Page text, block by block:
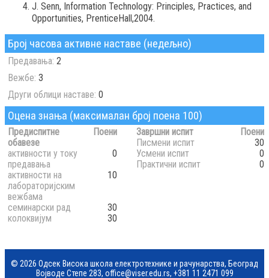
J. Senn, Information Technology: Principles, Practices, and
Opportunities, PrenticeHall,2004.
Број часова активне наставе (недељно)
Предавања: 2
Вежбе: 3
Други облици наставе: 0
Оцена знања (максималан број поена 100)
Предиспитне
обавезе
Поени
активности у току
предавања
0
активности на
лабораторијским
вежбама
10
семинарски рад
30
колоквијум
30
Завршни испит
Поени
Писмени испит
30
Усмени испит
0
Практични испит
0
© 2026 Одсек Висока школа електротехнике и рачунарства, Београд
Војводе Степе 283, office@viser.edu.rs, +381 11 2471 099